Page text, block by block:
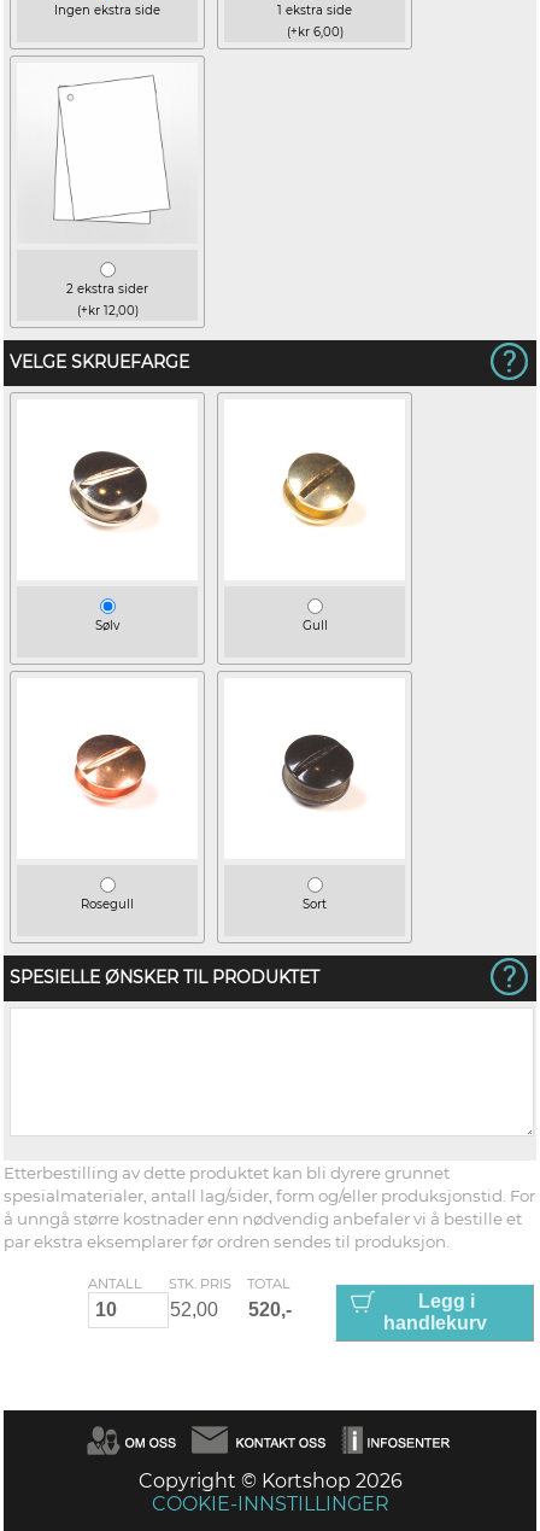
Ingen ekstra side
1 ekstra side
(+kr 6,00)
2 ekstra sider
(+kr 12,00)
VELGE SKRUEFARGE
Sølv Gull
Rosegull Sort
SPESIELLE ØNSKER TIL PRODUKTET
Etterbestilling av dette produktet kan bli dyrere grunnet
spesialmaterialer, antall lag/sider, form og/eller produksjonstid. For
å unngå større kostnader enn nødvendig anbefaler vi å bestille et
par ekstra eksemplarer før ordren sendes til produksjon.
ANTALL STK. PRIS TOTAL
Legg i
handlekurv
Copyright © Kortshop 2026
COOKIE-INNSTILLINGER